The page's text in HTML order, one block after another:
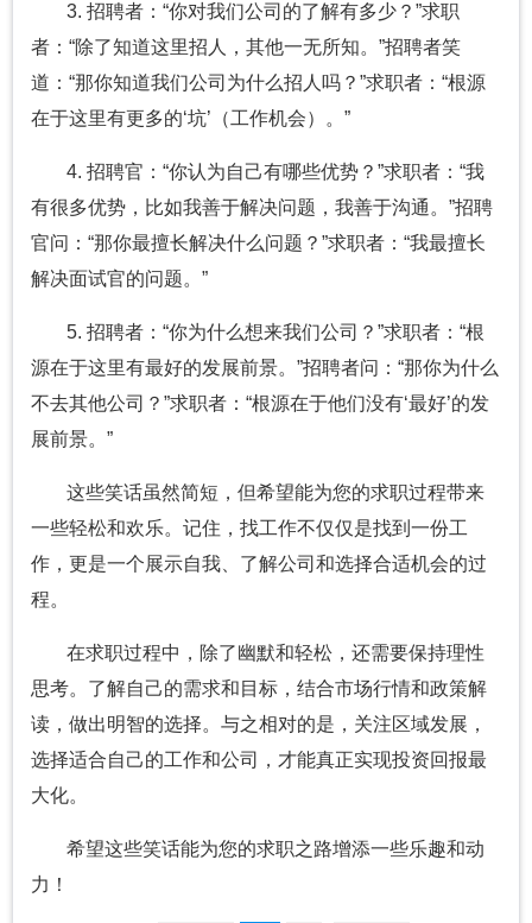
3. 招聘者：“你对我们公司的了解有多少？”求职
者：“除了知道这里招人，其他一无所知。”招聘者笑
道：“那你知道我们公司为什么招人吗？”求职者：“根源
在于这里有更多的‘坑’（工作机会）。”
4. 招聘官：“你认为自己有哪些优势？”求职者：“我
有很多优势，比如我善于解决问题，我善于沟通。”招聘
官问：“那你最擅长解决什么问题？”求职者：“我最擅长
解决面试官的问题。”
5. 招聘者：“你为什么想来我们公司？”求职者：“根
源在于这里有最好的发展前景。”招聘者问：“那你为什么
不去其他公司？”求职者：“根源在于他们没有‘最好’的发
展前景。”
这些笑话虽然简短，但希望能为您的求职过程带来
一些轻松和欢乐。记住，找工作不仅仅是找到一份工
作，更是一个展示自我、了解公司和选择合适机会的过
程。
在求职过程中，除了幽默和轻松，还需要保持理性
思考。了解自己的需求和目标，结合市场行情和政策解
读，做出明智的选择。与之相对的是，关注区域发展，
选择适合自己的工作和公司，才能真正实现投资回报最
大化。
希望这些笑话能为您的求职之路增添一些乐趣和动
力！